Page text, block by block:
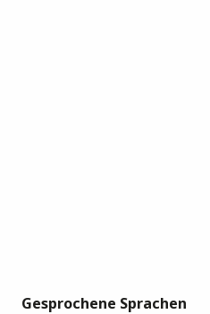
Gesprochene Sprachen
Gesprochene Sprachen